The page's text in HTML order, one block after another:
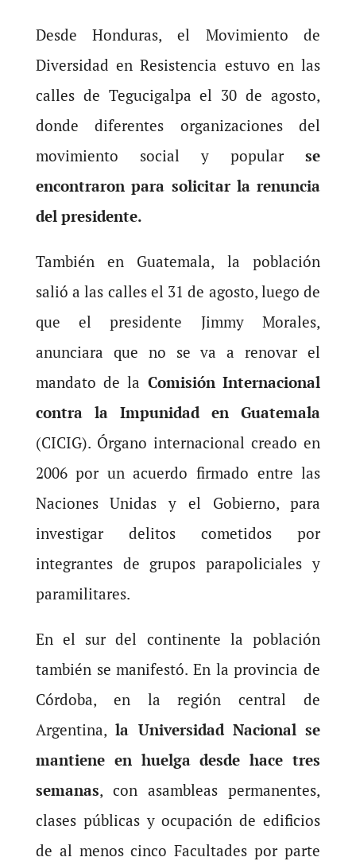
Desde Honduras, el Movimiento de
Diversidad en Resistencia estuvo en las
calles de Tegucigalpa el 30 de agosto,
donde diferentes organizaciones del
movimiento social y popularse
encontraronpara solicitar larenuncia
del presidente.
También en Guatemala, la población
salió a las calles el 31 de agosto, luego de
que el presidente Jimmy Morales,
anunciara que no se va a renovar el
mandato de la Comisión Internacional
contra la Impunidad en Guatemala
(CICIG). Órgano internacional creado en
2006 por un acuerdo firmado entre las
Naciones Unidas y el Gobierno, para
investigar delitos cometidos por
integrantes de grupos parapoliciales y
paramilitares.
En el sur del continente la población
también se manifestó. En la provincia de
Córdoba, en la región central de
Argentina,la Universidad Nacional se
mantiene en huelgadesde hace tres
semanas, con asambleas permanentes,
clases públicas y ocupación de edificios
de al menos cinco Facultades por parte